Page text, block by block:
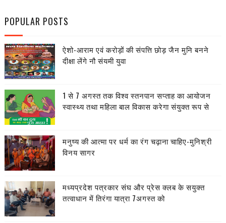
POPULAR POSTS
ऐशो-आराम एवं करोड़ों की संपत्ति छोड़ जैन मुनि बनने
दीक्षा लेंगे नौ संयमी युवा
1 से 7 अगस्त तक विश्व स्तनपान सप्ताह का आयोजन
स्वास्थ्य तथा महिला बाल विकास करेगा संयुक्त रूप से
मनुष्य की आत्मा पर धर्म का रंग चढ़ाना चाहिए-मुनिश्री
विनय सागर
मध्यप्रदेश पत्रकार संघ और प्रेस क्लब के सयुक्त
तत्वाधान में तिरंगा यात्रा 7अगस्त को